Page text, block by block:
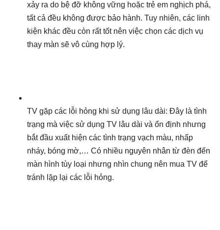
xảy ra do bệ đỡ không vững hoặc trẻ em nghịch phá,
tất cả đều không được bảo hành. Tuy nhiên, các linh
kiện khác đều còn rất tốt nên việc chọn các dịch vụ
thay màn sẽ vô cùng hợp lý.
TV gặp các lỗi hỏng khi sử dụng lâu dài: Đây là tình
trạng mà việc sử dụng TV lâu dài và ổn định nhưng
bắt đầu xuất hiện các tình trạng vạch màu, nhấp
nháy, bóng mờ,… Có nhiều nguyên nhân từ đèn đến
màn hình tùy loại nhưng nhìn chung nên mua TV để
tránh lặp lại các lỗi hỏng.